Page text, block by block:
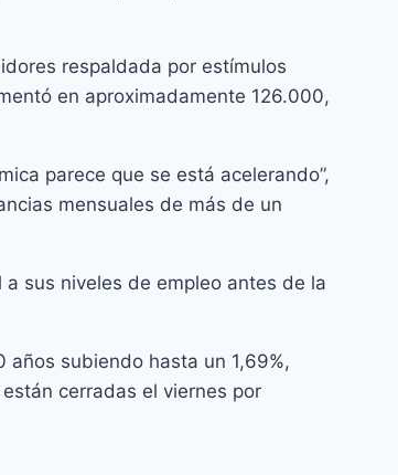
respaldada por estímulos
en aproximadamente 126.000,
parece que se está acelerando”,
mensuales de más de un
sus niveles de empleo antes de la
subiendo hasta un 1,69%,
cerradas el viernes por